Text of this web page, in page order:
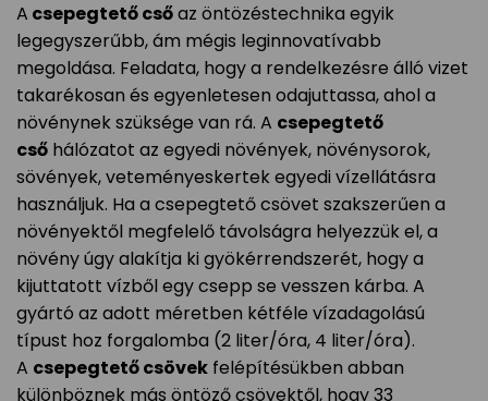
A csepegtető csőaz öntözéstechnika egyik
legegyszerűbb, ám mégis leginnovatívabb
megoldása. Feladata, hogy a rendelkezésre álló vizet
takarékosan és egyenletesen odajuttassa, ahol a
növénynek szüksége van rá. A csepegtető
cső hálózatot az egyedi növények, növénysorok,
sövények, veteményeskertek egyedi vízellátásra
használjuk. Ha a csepegtető csövet szakszerűen a
növényektől megfelelő távolságra helyezzük el, a
növény úgy alakítja ki gyökérrendszerét, hogy a
kijuttatott vízből egy csepp se vesszen kárba. A
gyártó az adott méretben kétféle vízadagolású
típust hoz forgalomba (2 liter/óra, 4 liter/óra).
A csepegtető csövek felépítésükben abban
különböznek más öntöző csövektől, hogy 33